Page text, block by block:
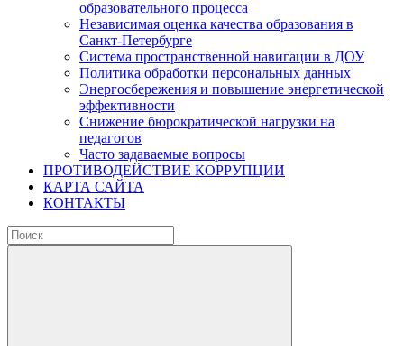
образовательного процесса
Независимая оценка качества образования в
Санкт-Петербурге
Система пространственной навигации в ДОУ
Политика обработки персональных данных
Энергосбережения и повышение энергетической
эффективности
Снижение бюрократической нагрузки на
педагогов
Часто задаваемые вопросы
ПРОТИВОДЕЙСТВИЕ КОРРУПЦИИ
КАРТА САЙТА
КОНТАКТЫ